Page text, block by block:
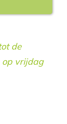
de
op vrijdag